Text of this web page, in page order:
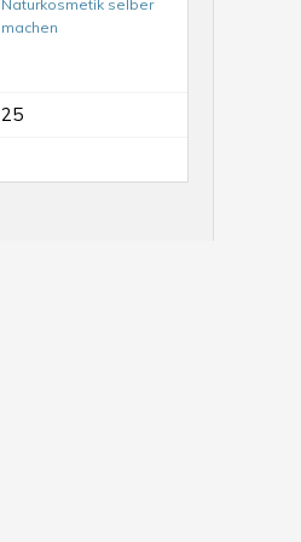
Naturkosmetik selber
machen
25